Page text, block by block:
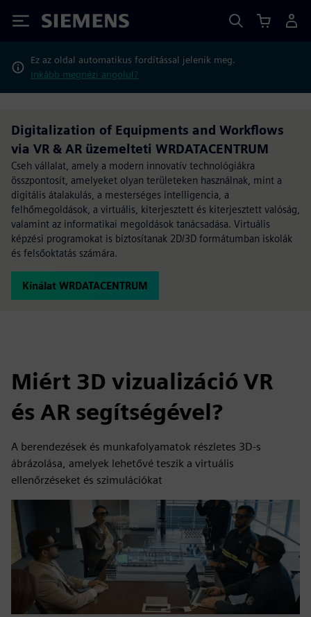
Siemens
Ez az oldal automatikus fordítással jelenik meg.
Inkább megnézi angolul?
Digitalization of Equipments and Workflows
via VR & AR üzemelteti WRDATACENTRUM
Cseh vállalat, amely a modern innovatív technológiákra
összpontosít, amelyeket olyan területeken használnak, mint a
digitális átalakulás, a mesterséges intelligencia, a
felhőmegoldások, a virtuális, kiterjesztett és kiterjesztett valóság,
valamint az informatikai megoldások tanácsadása. Virtuális
képzési programokat is biztosítanak 2D/3D formátumban iskolák
és felsőoktatás számára.
Kínálat WRDATACENTRUM
Miért 3D vizualizáció VR
és AR segítségével?
A berendezések és munkafolyamatok részletes 3D-s
ábrázolása, amelyek lehetővé teszik a virtuális
ellenőrzéseket és szimulációkat